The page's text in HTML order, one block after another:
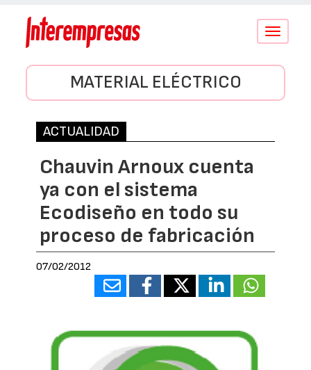
Conmutar
MATERIAL ELÉCTRICO
ACTUALIDAD
Chauvin Arnoux cuenta
ya con el sistema
Ecodiseño en todo su
proceso de fabricación
07/02/2012